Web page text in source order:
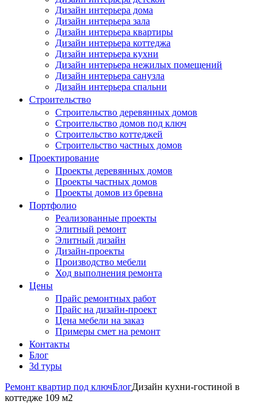
Дизайн интерьера дома
Дизайн интерьера зала
Дизайн интерьера квартиры
Дизайн интерьера коттеджа
Дизайн интерьера кухни
Дизайн интерьера нежилых помещений
Дизайн интерьера санузла
Дизайн интерьера спальни
Строительство
Строительство деревянных домов
Строительство домов под ключ
Строительство коттеджей
Строительство частных домов
Проектирование
Проекты деревянных домов
Проекты частных домов
Проекты домов из бревна
Портфолио
Реализованные проекты
Элитный ремонт
Элитный дизайн
Дизайн-проекты
Производство мебели
Ход выполнения ремонта
Цены
Прайс ремонтных работ
Прайс на дизайн-проект
Цена мебели на заказ
Примеры смет на ремонт
Контакты
Блог
3d туры
Ремонт квартир под ключБлогДизайн кухни-гостиной в
коттедже 109 м2